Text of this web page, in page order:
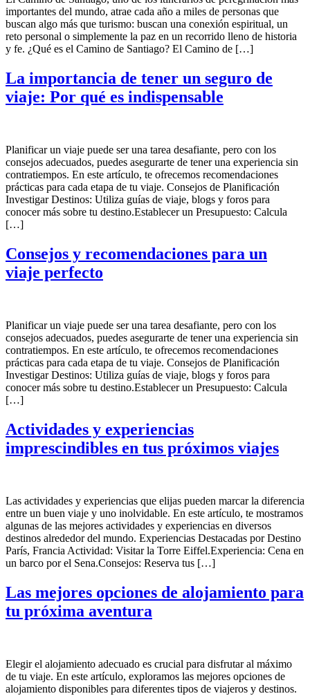
importantes del mundo, atrae cada año a miles de personas que
buscan algo más que turismo: buscan una conexión espiritual, un
reto personal o simplemente la paz en un recorrido lleno de historia
y fe. ¿Qué es el Camino de Santiago? El Camino de […]
La importancia de tener un seguro de
viaje: Por qué es indispensable
Planificar un viaje puede ser una tarea desafiante, pero con los
consejos adecuados, puedes asegurarte de tener una experiencia sin
contratiempos. En este artículo, te ofrecemos recomendaciones
prácticas para cada etapa de tu viaje. Consejos de Planificación
Investigar Destinos: Utiliza guías de viaje, blogs y foros para
conocer más sobre tu destino.Establecer un Presupuesto: Calcula
[…]
Consejos y recomendaciones para un
viaje perfecto
Planificar un viaje puede ser una tarea desafiante, pero con los
consejos adecuados, puedes asegurarte de tener una experiencia sin
contratiempos. En este artículo, te ofrecemos recomendaciones
prácticas para cada etapa de tu viaje. Consejos de Planificación
Investigar Destinos: Utiliza guías de viaje, blogs y foros para
conocer más sobre tu destino.Establecer un Presupuesto: Calcula
[…]
Actividades y experiencias
imprescindibles en tus próximos viajes
Las actividades y experiencias que elijas pueden marcar la diferencia
entre un buen viaje y uno inolvidable. En este artículo, te mostramos
algunas de las mejores actividades y experiencias en diversos
destinos alrededor del mundo. Experiencias Destacadas por Destino
París, Francia Actividad: Visitar la Torre Eiffel.Experiencia: Cena en
un barco por el Sena.Consejos: Reserva tus […]
Las mejores opciones de alojamiento para
tu próxima aventura
Elegir el alojamiento adecuado es crucial para disfrutar al máximo
de tu viaje. En este artículo, exploramos las mejores opciones de
alojamiento disponibles para diferentes tipos de viajeros y destinos.